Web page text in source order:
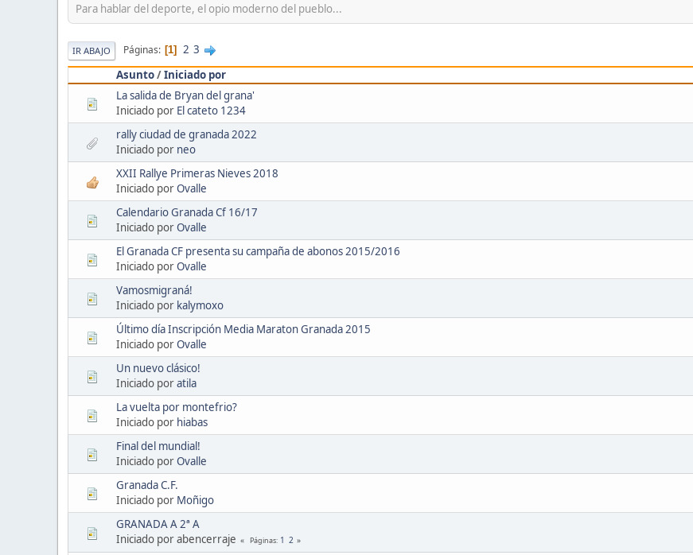
Para hablar del deporte, el opio moderno del pueblo...
IR ABAJO Páginas 1 2 3
Asunto/Iniciado por
La salida de Bryan del grana'
Iniciado por El cateto 1234
rally ciudad de granada 2022
Iniciado por neo
XXII Rallye Primeras Nieves 2018
Iniciado porOvalle
Calendario Granada Cf 16/17
Iniciado porOvalle
El Granada CF presenta su campaña de abonos 2015/2016
Iniciado porOvalle
Vamosmigraná!
Iniciado por kalymoxo
Último día Inscripción Media Maraton Granada 2015
Iniciado porOvalle
Un nuevo clásico!
Iniciado poratila
La vuelta por montefrio?
Iniciado por hiabas
Final del mundial!
Iniciado porOvalle
Granada C.F.
Iniciado por Moñigo
GRANADA A 2ª A
Iniciado por abencerraje
Páginas 1 2